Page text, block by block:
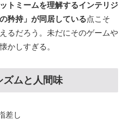
ットミームを理解するインテリジ
矜持」が同居している点こそ
るだろう。未だにそのゲームや
かしすぎる。
ズムと人間味
差し